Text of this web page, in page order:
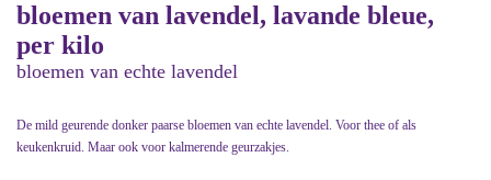
bloemen van lavendel, lavande bleue,
per kilo
bloemen van echte lavendel
De mild geurende donker paarse bloemen van echte lavendel. Voor thee of als
keukenkruid. Maar ook voor kalmerende geurzakjes.